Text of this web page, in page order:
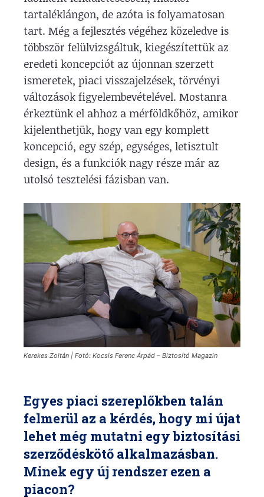
tartaléklángon, de azóta is folyamatosan
tart. Még a fejlesztés végéhez közeledve is
többször felülvizsgáltuk, kiegészítettük az
eredeti koncepciót az újonnan szerzett
ismeretek, piaci visszajelzések, törvényi
változások figyelembevételével. Mostanra
érkeztünk el ahhoz a mérföldkőhöz, amikor
kijelenthetjük, hogy van egy komplett
koncepció, egy szép, egységes, letisztult
design, és a funkciók nagy része már az
utolsó tesztelési fázisban van.
Kerekes Zoltán | Fotó: Kocsis Ferenc Árpád – Biztosító Magazin
Egyes piaci szereplőkben talán
felmerül az a kérdés, hogy mi újat
lehet még mutatni egy biztosítási
szerződéskötő alkalmazásban.
Minek egy új rendszer ezen a
piacon?